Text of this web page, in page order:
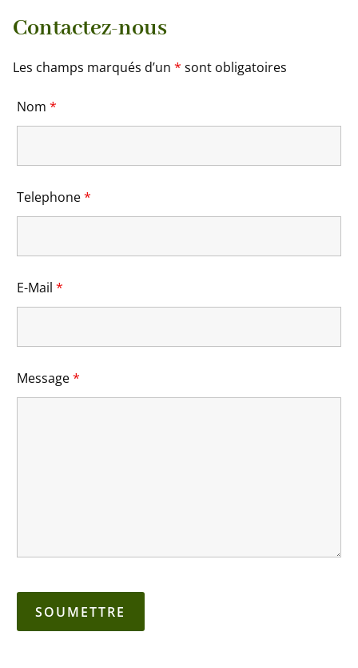
Contactez-nous
Les champs marqués d’un * sont obligatoires
Nom *
Telephone*
E-Mail *
Message*